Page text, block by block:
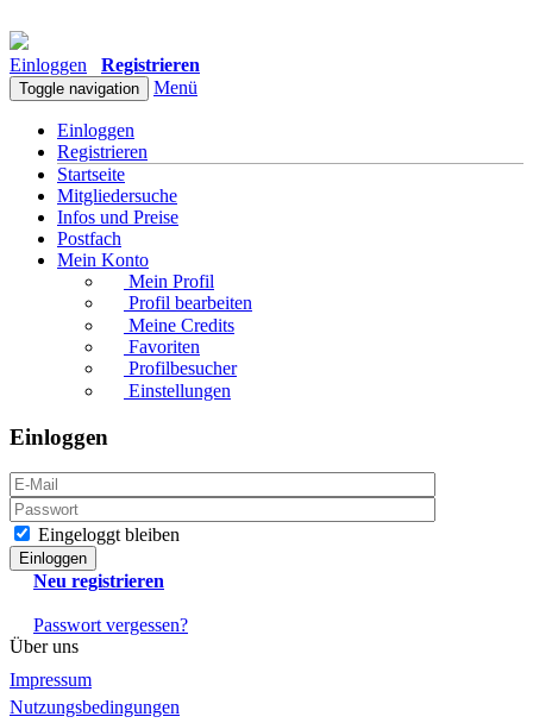
Einloggen Registrieren
Toggle navigation Menü
Einloggen
Registrieren
Startseite
Mitgliedersuche
Infos und Preise
Postfach
Mein Konto
Mein Profil
Profil bearbeiten
Meine Credits
Favoriten
Profilbesucher
Einstellungen
Einloggen
Eingeloggt bleiben
Neu registrieren
Passwort vergessen?
Über uns
Impressum
Nutzungsbedingungen